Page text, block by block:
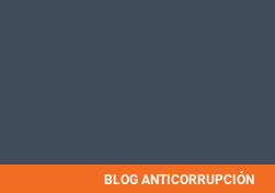
BLOG ANTICORRUPCIÓN